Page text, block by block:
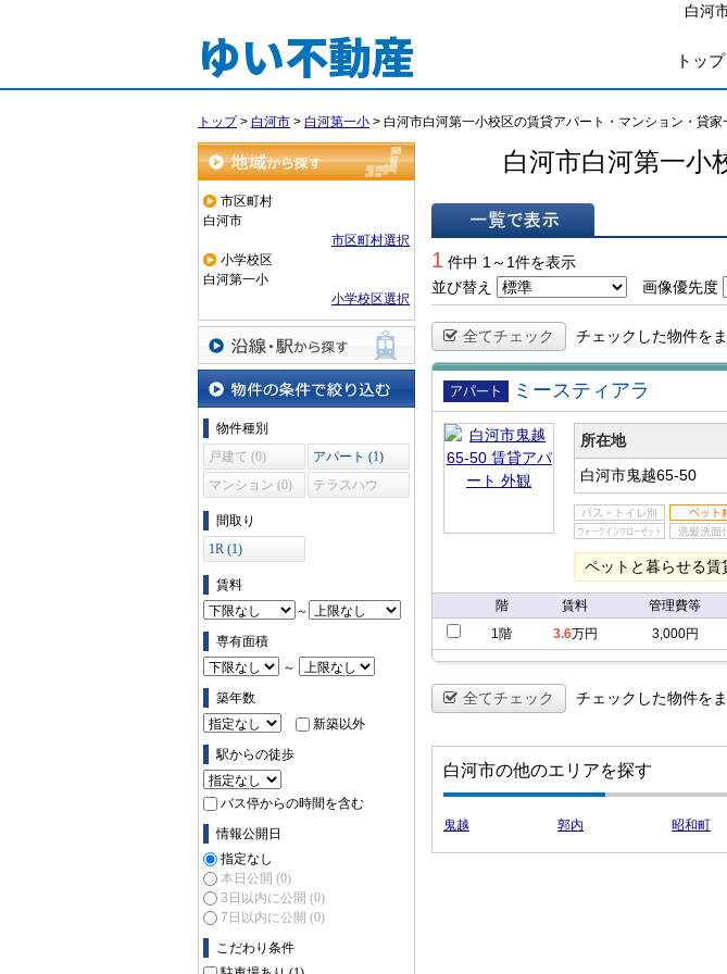
白河
ゆい不動産 トップ
トップ> 白河市 > 白河第一小 > 白河市白河第一小校区の賃貸アパート・マンション・貸家
地域から探す
市区町村
白河市
市区町村選択
小学校区
白河第一小
小学校区選択
沿線・駅から探す
物件の条件で絞り込む
物件種別
戸建て (0)
アパート (1)
マンション (0)
テラスハウ
間取り
1R (1)
賃料
～
専有面積
～
築年数
新築以外
駅からの徒歩
バス停からの時間を含む
情報公開日
指定なし
本日公開 (0)
3日以内に公開 (0)
7日以内に公開 (0)
こだわり条件
白河市白河第一小
1 件中 1～1件を表示
並び替え
画像優先度
全てチェック チェックした物件を
賃貸アパ
ート
ミースティアラ
所在地
白河市鬼越65-50
ペットと暮らせる賃
階 賃料 管理費等
1階
3.6万円 3,000円
全てチェック チェックした物件を
白河市の他のエリアを探す
鬼越 郭内 昭和町